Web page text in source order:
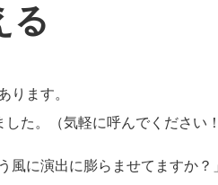
る
ります。
た。（気軽に呼んでください！
に演出に膨らませてますか？